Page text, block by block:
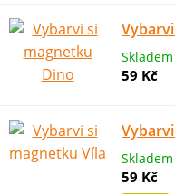
Skladem
59 Kč
Skladem
59 Kč